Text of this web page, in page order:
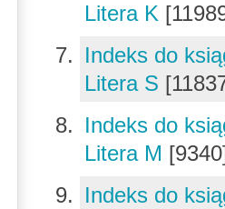
Litera K
Indeks do
Litera S
Indeks do
Litera M
Indeks do